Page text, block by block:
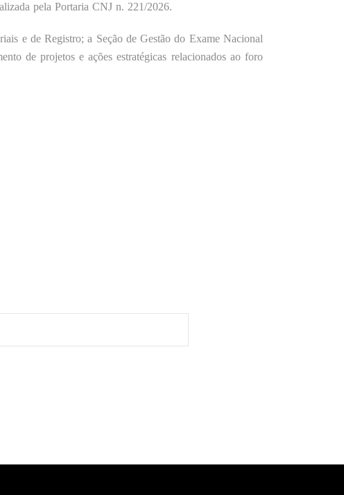
pela Portaria CNJ n. 221/2026.
e de Registro; a Seção de Gestão do Exame Nacional
de projetos e ações estratégicas relacionados ao foro